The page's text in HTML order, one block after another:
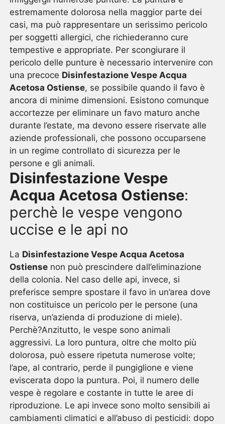
estremamente dolorosa nella maggior parte dei
casi, ma può rappresentare un serissimo pericolo
per soggetti allergici, che richiederanno cure
tempestive e appropriate. Per scongiurare il
pericolo delle punture è necessario intervenire con
una precoce Disinfestazione Vespe Acqua
Acetosa Ostiense, se possibile quando il favo è
ancora di minime dimensioni. Esistono comunque
accortezze per eliminare un favo maturo anche
durante l’estate, ma devono essere riservate alle
aziende professionali, che possono occuparsene
in un regime controllato di sicurezza per le
persone e gli animali.
Disinfestazione Vespe
Acqua Acetosa Ostiense:
perchè le vespe vengono
uccise e le api no
La Disinfestazione Vespe Acqua Acetosa
Ostiense non può prescindere dall’eliminazione
della colonia. Nel caso delle api, invece, si
preferisce sempre spostare il favo in un’area dove
non costituisce un pericolo per le persone (una
riserva, un’azienda di produzione di miele).
Perchè?Anzitutto, le vespe sono animali
aggressivi. La loro puntura, oltre che molto più
dolorosa, può essere ripetuta numerose volte;
l’ape, al contrario, perde il pungiglione e viene
eviscerata dopo la puntura. Poi, il numero delle
vespe è regolare e costante in tutte le aree di
riproduzione. Le api invece sono molto sensibili ai
cambiamenti climatici e all’abuso di pesticidi: dopo